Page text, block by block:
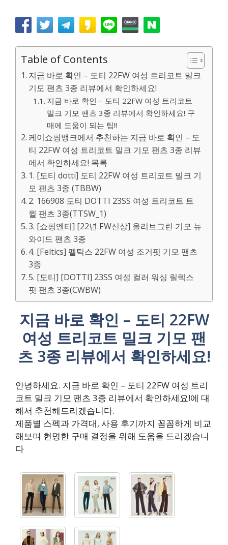
Table of Contents
지금 바로 확인 – 도티 22FW 여성 트리코트 밀크
기모 팬츠 3종 리뷰에서 확인하세요!
지금 바로 확인 – 도티 22FW 여성 트리코트
밀크 기모 팬츠 3종 리뷰에서 확인하세요! 구
매에 도움이 되는 팁!!
케이쇼핑뱅크에서 추천하는 지금 바로 확인 – 도
티 22FW 여성 트리코트 밀크 기모 팬츠 3종 리뷰
에서 확인하세요! 목록
1. [도티 dotti] 도티 22FW 여성 트리코트 밀크 기
모 팬츠 3종 (TBBW)
2. 166908 도티 DOTTI 23SS 여성 트리코트 트
윌 팬츠 3종(TTSW_1)
3. [쇼핑엔티] [22년 FW신상] 올리브그린 기모 뉴
와이드 팬츠 3종
4. [Feltics] 펠틱스 22FW 여성 조거핏 기모 팬츠
3종
5. [도티] [DOTTI] 23SS 여성 컬러 워싱 릴렉스
핏 팬츠 3종(CWBW)
지금 바로 확인 – 도티 22FW
여성 트리코트 밀크 기모 팬
츠 3종 리뷰에서 확인하세요!
안녕하세요. 지금 바로 확인 – 도티 22FW 여성 트리
코트 밀크 기모 팬츠 3종 리뷰에서 확인하세요!에 대
해서 추천해드리겠습니다.
제품별 스펙과 가격대, 사용 후기까지 꼼꼼하게 비교
해보며 현명한 구매 결정을 위해 도움을 드리겠습니
다